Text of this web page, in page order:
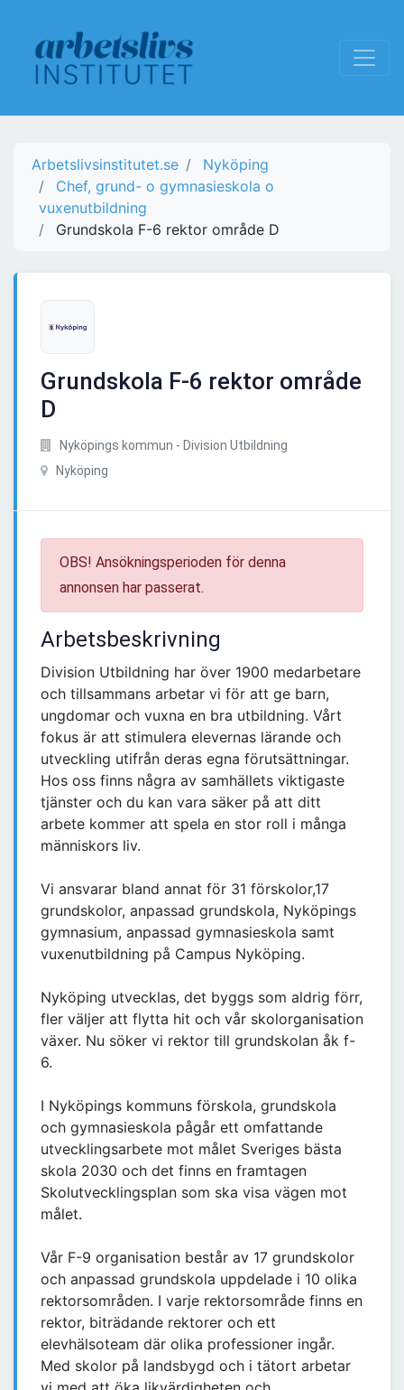
Arbetslivsinstitutet.se
Nyköping
Chef, grund- o gymnasieskola o
vuxenutbildning
Grundskola F-6 rektor område D
Grundskola F-6 rektor område
D
Nyköpings kommun - Division Utbildning
Nyköping
OBS! Ansökningsperioden för denna
annonsen har passerat.
Arbetsbeskrivning
Division Utbildning har över 1900 medarbetare
och tillsammans arbetar vi för att ge barn,
ungdomar och vuxna en bra utbildning. Vårt
fokus är att stimulera elevernas lärande och
utveckling utifrån deras egna förutsättningar.
Hos oss finns några av samhällets viktigaste
tjänster och du kan vara säker på att ditt
arbete kommer att spela en stor roll i många
människors liv.
Vi ansvarar bland annat för 31 förskolor,17
grundskolor, anpassad grundskola, Nyköpings
gymnasium, anpassad gymnasieskola samt
vuxenutbildning på Campus Nyköping.
Nyköping utvecklas, det byggs som aldrig förr,
fler väljer att flytta hit och vår skolorganisation
växer. Nu söker vi rektor till grundskolan åk f-
6.
I Nyköpings kommuns förskola, grundskola
och gymnasieskola pågår ett omfattande
utvecklingsarbete mot målet Sveriges bästa
skola 2030 och det finns en framtagen
Skolutvecklingsplan som ska visa vägen mot
målet.
Vår F-9 organisation består av 17 grundskolor
och anpassad grundskola uppdelade i 10 olika
rektorsområden. I varje rektorsområde finns en
rektor, biträdande rektorer och ett
elevhälsoteam där olika professioner ingår.
Med skolor på landsbygd och i tätort arbetar